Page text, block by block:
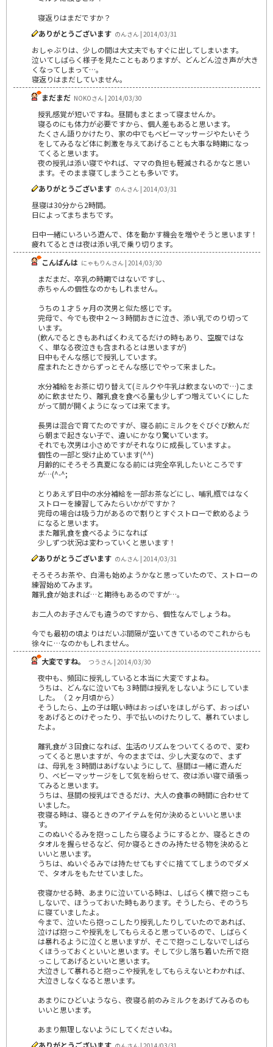
寝返りはまだですか？
ありがとうございます のんさん | 2014/03/31
おしゃぶりは、少しの間は大丈夫でもすぐに出してしまいます。
泣いてしばらく様子を見たこともありますが、どんどん泣き声が大き
くなってしまって…。
寝返りはまだしていません。
まだまだ NOKOさん | 2014/03/30
授乳感覚が短いですね。昼間もまとまって寝ませんか。
寝るのにも体力が必要ですから、個人差もあると思います。
たくさん語りかけたり、家の中でもベビーマッサージやたいそう
をしてみるなど体に刺激を与えてあげることも大事な時期になっ
てくると思います。
夜の授乳は添い寝でやれば、ママの負担も軽減されるかなと思い
ます。そのまま寝てしまうことも多いです。
ありがとうございます のんさん | 2014/03/31
昼寝は30分から2時間。
日によってまちまちです。
日中一緒にいろいろ遊んで、体を動かす機会を増やそうと思います！
疲れてるときは夜は添い乳で乗り切ります。
こんばんは にゃもりんさん | 2014/03/30
まだまだ、卒乳の時期ではないですし、
赤ちゃんの個性なのかもしれません。
うちの１才５ヶ月の次男と似た感じです。
完母で、今でも夜中２～３時間おきに泣き、添い乳でのり切って
います。
(飲んでるときもあればくわえてるだけの時もあり、空腹ではな
く、単なる夜泣きも含まれるとは思いますが)
日中もそんな感じで授乳しています。
産まれたときからずっとそんな感じでやって来ました。
水分補給をお茶に切り替えて(ミルクや牛乳は飲まないので…)こま
めに飲ませたり、離乳食を食べる量も少しずつ増えていくにした
がって間が開くようになっては来てます。
長男は混合で育てたのですが、寝る前にミルクをぐびぐび飲んだ
ら朝まで起きない子で、違いにかなり驚いています。
それでも次男は小さめですがそれなりに成長していますよ。
個性の一部と受け止めています(^^)
月齢的にそろそろ真夏になる前には完全卒乳したいところです
が…(^-^;
とりあえず日中の水分補給を一部お茶などにし、哺乳瓶ではなく
ストローを練習してみたらいかがですか？
完母の場合は吸う力があるので割りとすぐストローで飲めるよう
になると思います。
また離乳食を食べるようになれば
少しずつ状況は変わっていくと思います！
ありがとうございます のんさん | 2014/03/31
そろそろお茶や、白湯も始めようかなと思っていたので、ストローの
練習始めてみます。
離乳食が始まれば…と期待もあるのですが…。
お二人のお子さんでも違うのですから、個性なんでしょうね。
今でも最初の頃よりはだいぶ間隔が空いてきているのでこれからも
徐々に…なのかもしれません。
大変ですね。
つうさん | 2014/03/30
夜中も、頻回に授乳していると本当に大変ですよね。
うちは、どんなに泣いても３時間は授乳をしないようにしていま
した。（２ヶ月頃から）
そうしたら、上の子は眠い時はおっぱいをほしがらず、おっぱい
をあげるとのけぞったり、手で払いのけたりして、暴れていまし
たよ。
離乳食が３回食になれば、生活のリズムをついてくるので、変わ
ってくると思いますが、今のままでは、少し大変なので、まず
は、母乳を３時間はあげないようにして、昼間は一緒に遊んだ
り、ベビーマッサージをして気を紛らせて、夜は添い寝で頑張っ
てみると思います。
うちは、昼間の授乳はできるだけ、大人の食事の時間に合わせて
いました。
夜寝る時は、寝るときのアイテムを何か決めるといいと思いま
す。
このぬいぐるみを抱っこしたら寝るようにするとか、寝るときの
タオルを握らせるなど、何か寝るときのみ持たせる物を決めると
いいと思います。
うちは、ぬいぐるみでは持たせてもすぐに捨ててしまうのでダメ
で、タオルをもたせていました。
夜寝かせる時、あまりに泣いている時は、しばらく横で抱っこも
しないで、ほうっておいた時もあります。そうしたら、そのうち
に寝ていましたよ。
今まで、泣いたら抱っこしたり授乳したりしていたのであれば、
泣けば抱っこや授乳をしてもらえると思っているので、しばらく
は暴れるように泣くと思いますが、そこで抱っこしないでしばら
くほうっておくといいと思います。そして少し落ち着いた所で抱
っこしてあげるといいと思います。
大泣きして暴れると抱っこや授乳をしてもらえないとわかれば、
大泣きしなくなると思います。
あまりにひどいようなら、夜寝る前のみミルクをあげてみるのも
いいと思います。
あまり無理しないようにしてくださいね。
ありがとうございます